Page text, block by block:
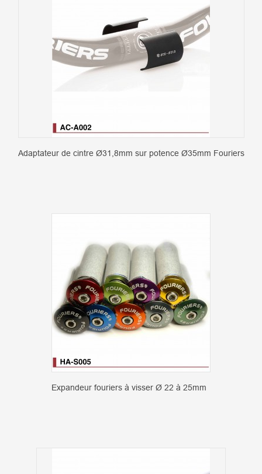
Adaptateur de cintre Ø31,8mm sur potence Ø35mm Fouriers
Expandeur fouriers à visser Ø 22 à 25mm